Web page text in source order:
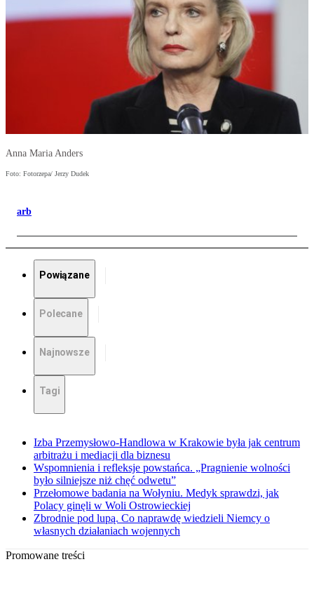
Anna Maria Anders
Foto: Fotorzepa/ Jerzy Dudek
arb
Powiązane
Polecane
Najnowsze
Tagi
Izba Przemysłowo-Handlowa w Krakowie była jak centrum
arbitrażu i mediacji dla biznesu
Wspomnienia i refleksje powstańca. „Pragnienie wolności
było silniejsze niż chęć odwetu”
Przełomowe badania na Wołyniu. Medyk sprawdzi, jak
Polacy ginęli w Woli Ostrowieckiej
Zbrodnie pod lupą. Co naprawdę wiedzieli Niemcy o
własnych działaniach wojennych
Promowane treści